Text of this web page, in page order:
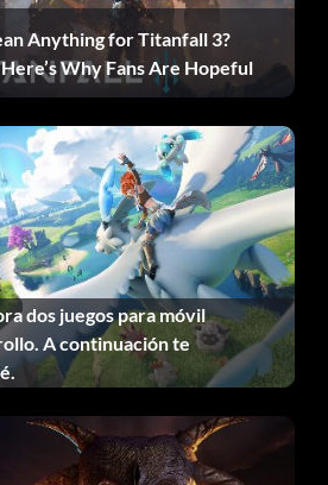
Anything for Titanfall 3?
Why Fans Are Hopeful
dos juegos para móvil
A continuación te